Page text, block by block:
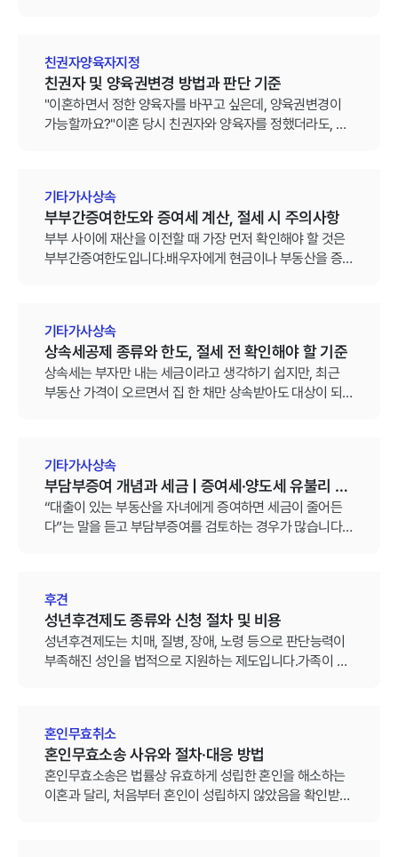
자관계부존재확인소송입니다.
친권자양육자지정
친권자 및 양육권변경 방법과 판단 기준
"이혼하면서 정한 양육자를 바꾸고 싶은데, 양육권변경이
가능할까요?"이혼 당시 친권자와 양육자를 정했더라도, 이
기타가사상속
부부간증여한도와 증여세 계산, 절세 시 주의사항
부부 사이에 재산을 이전할 때 가장 먼저 확인해야 할 것은
부부간증여한도입니다.배우자에게 현금이나 부동산을 증
기타가사상속
상속세공제 종류와 한도, 절세 전 확인해야 할 기준
상속세는 부자만 내는 세금이라고 생각하기 쉽지만, 최근
부동산 가격이 오르면서 집 한 채만 상속받아도 대상이 되
니다. 배우자 유무, 동거주택 여부에 따라 공제금액이 수억
원 차이 날 수 있습니다.
기타가사상속
부담부증여 개념과 세금 | 증여세·양도세 유불리 판
단 기준
“대출이 있는 부동산을 자녀에게 증여하면 세금이 줄어든
다”는 말을 듣고 부담부증여를 검토하는 경우가 많습니다.
수 있습니다.
후견
성년후견제도 종류와 신청 절차 및 비용
성년후견제도는 치매, 질병, 장애, 노령 등으로 판단능력이
부족해진 성인을 법적으로 지원하는 제도입니다.가족이 병
혼인무효취소
혼인무효소송 사유와 절차·대응 방법
혼인무효소송은 법률상 유효하게 성립한 혼인을 해소하는
이혼과 달리, 처음부터 혼인이 성립하지 않았음을 확인받기